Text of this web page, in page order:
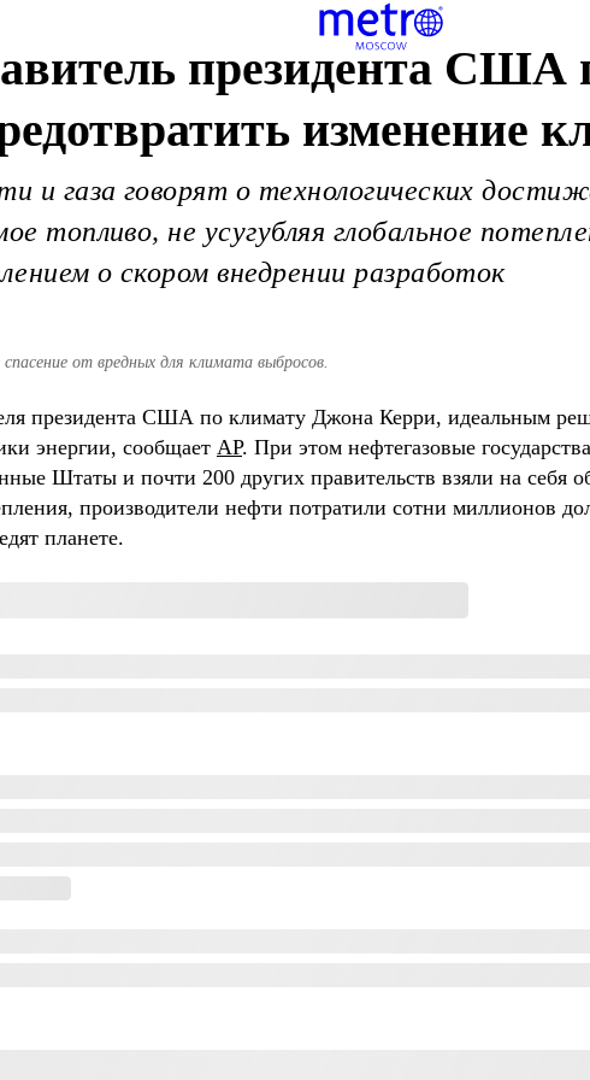
президента США
изменение
и газа говорят о технологических
топливо, не усугубляя глобальное
о скором внедрении разработок
от вредных для климата выбросов.
президента США по климату Джона Керри, идеальным
энергии, сообщает AP. При этом нефтегазовые
Штаты и почти 200 других правительств взяли на себя
производители нефти потратили сотни миллионов
планете.